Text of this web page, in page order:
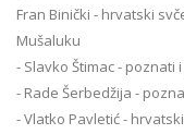
Fran Binički - hrvatski
Mušaluku
- Slavko Štimac -
- Rade Šerbedžija -
- Vlatko Pavletić -